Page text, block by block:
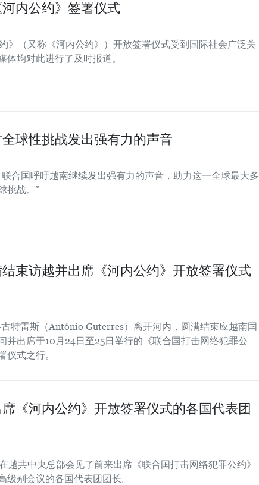
内公约》签署仪式
》（又称《河内公约》）开放签署仪式受到国际社会广泛关
均对此进行了及时报道。
球性挑战发出强有力的声音
合国呼吁越南继续发出强有力的声音，助力这一全球最大多
挑战。”
束访越并出席《河内公约》开放签署仪式
特雷斯（António Guterres）离开河内，圆满结束应越南国
并出席于10月24日至25日举行的《联合国打击网络犯罪公
式之行。
《河内公约》开放签署仪式的各国代表团
越共中央总部会见了前来出席《联合国打击网络犯罪公约》
级别会议的各国代表团团长。